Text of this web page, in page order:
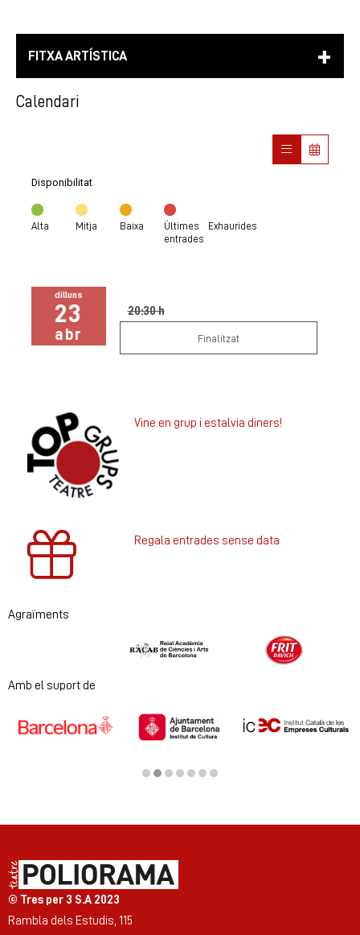
FITXA ARTÍSTICA
Calendari
Disponibilitat
Alta Mitja Baixa
Últimes
entrades
Exhaurides
dilluns
23
abr
20:30 h
Finalitzat
Vine en grup i estalvia diners!
Regala entrades sense data
Agraïments
Diapositiva 1 de 2
Amb el suport de
© Tres per 3 S.A 2023
Rambla dels Estudis, 115